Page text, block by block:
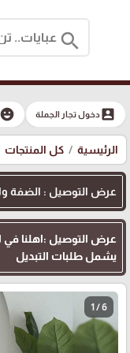
search
account_boxدخول تجار الجملة
الرئيسية كل المنتجات
عرض التوصيل : الضفة
يشمل طلبات التبديل
1 / 6